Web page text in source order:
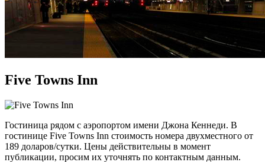
Five Towns Inn
Гостиница рядом с аэропортом имени Джона Кеннеди. В
гостинице Five Towns Inn стоимость номера двухместного от
189 доларов/сутки. Цены действительны в момент
публикации, просим их уточнять по контактным данным.